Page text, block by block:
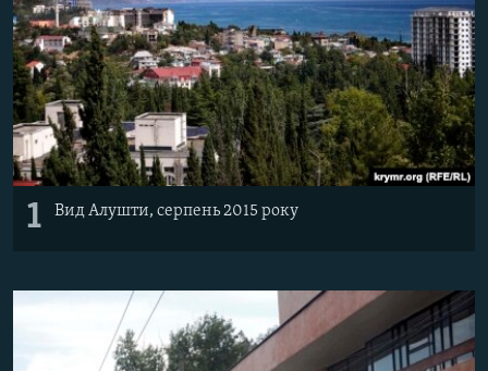
Усі сайти RFE/RL
1 Вид Алушти, серпень 2015 року